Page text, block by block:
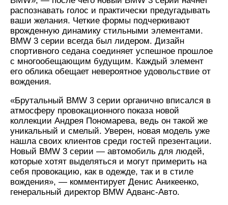
распознавать голос и практически предугадывать
ваши желания. Четкие формы подчеркивают
врожденную динамику стильными элементами.
BMW 3 серии всегда был лидером. Дизайн
спортивного седана соединяет успешное прошлое
с многообещающим будущим. Каждый элемент
его облика обещает невероятное удовольствие от
вождения.
«Брутальный BMW 3 серии органично вписался в
атмосферу провокационного показа новой
коллекции Андрея Пономарева, ведь он такой же
уникальный и смелый. Уверен, новая модель уже
нашла своих клиентов среди гостей презентации.
Новый BMW 3 серии — автомобиль для людей,
которые хотят выделяться и могут примерить на
себя провокацию, как в одежде, так и в стиле
вождения», — комментирует Денис Аникеенко,
генеральный директор BMW Адванс-Авто.